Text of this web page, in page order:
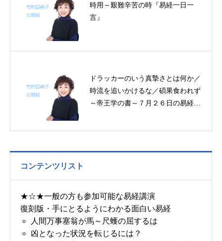
時用～艱難辛苦の時『易経一日一
言』
ドラッカーのいう真摯さとは何か／
時流を追いかけるな／碩果食われず
～帝王学の書～７月２６日の易経一
コンテンツリスト
★☆★一般の方も参加可能な易経講演
復刻版・手にとるようにわかる面白い易経
人間万事塞翁が馬～尺蠖の屈するは
凶となった状況を転じるには？